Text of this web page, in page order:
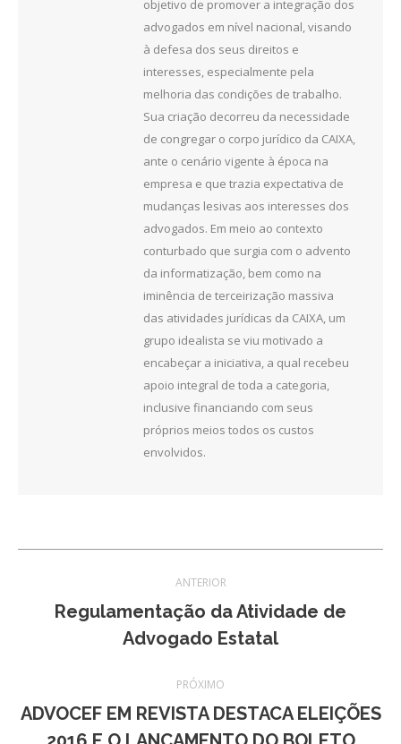
objetivo de promover a integração dos
advogados em nível nacional, visando
à defesa dos seus direitos e
interesses, especialmente pela
melhoria das condições de trabalho.
Sua criação decorreu da necessidade
de congregar o corpo jurídico da CAIXA,
ante o cenário vigente à época na
empresa e que trazia expectativa de
mudanças lesivas aos interesses dos
advogados. Em meio ao contexto
conturbado que surgia com o advento
da informatização, bem como na
iminência de terceirização massiva
das atividades jurídicas da CAIXA, um
grupo idealista se viu motivado a
encabeçar a iniciativa, a qual recebeu
apoio integral de toda a categoria,
inclusive financiando com seus
próprios meios todos os custos
envolvidos.
ANTERIOR
Post
anterior:
Regulamentação da Atividade de
Advogado Estatal
PRÓXIMO
Próximo
ADVOCEF EM REVISTA DESTACA ELEIÇÕES